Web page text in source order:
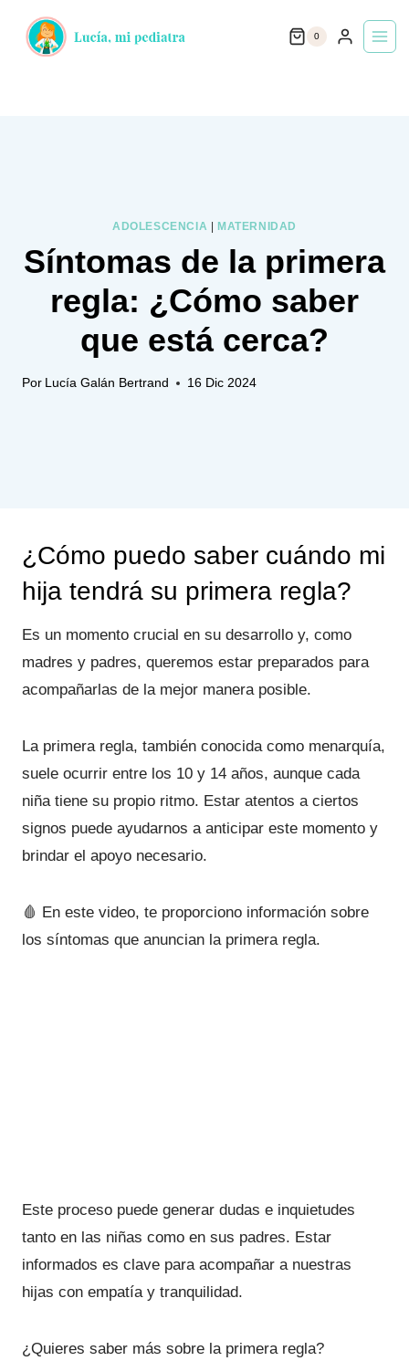
0
ADOLESCENCIA MATERNIDAD
Síntomas de la primera
regla: ¿Cómo saber
que está cerca?
Por Lucía Galán Bertrand 16 Dic 2024
¿Cómo puedo saber cuándo mi
hija tendrá su primera regla?
Es un momento crucial en su desarrollo y, como
madres y padres, queremos estar preparados para
acompañarlas de la mejor manera posible.
La primera regla, también conocida como menarquía,
suele ocurrir entre los 10 y 14 años, aunque cada
niña tiene su propio ritmo. Estar atentos a ciertos
signos puede ayudarnos a anticipar este momento y
brindar el apoyo necesario.
🩸 En este video, te proporciono información sobre
los síntomas que anuncian la primera regla.
Este proceso puede generar dudas e inquietudes
tanto en las niñas como en sus padres. Estar
informados es clave para acompañar a nuestras
hijas con empatía y tranquilidad.
¿Quieres saber más sobre la primera regla?